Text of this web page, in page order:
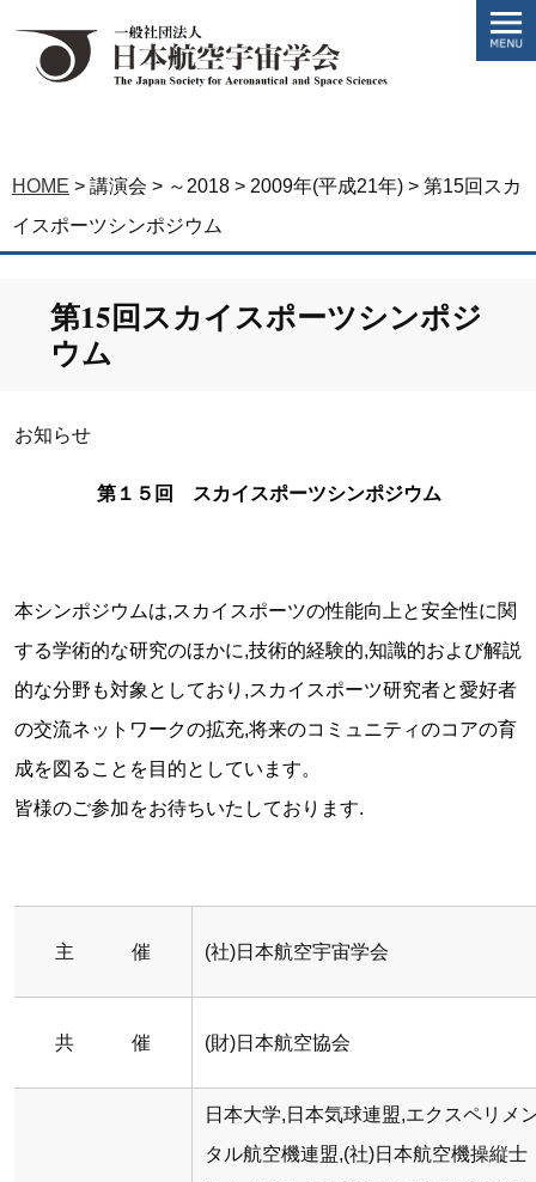
HOME > 講演会 > ～2018 > 2009年(平成21年) > 第15回スカ
イスポーツシンポジウム
第15回スカイスポーツシンポジ
ウム
お知らせ
第１５回 スカイスポーツシンポジウム
本シンポジウムは,スカイスポーツの性能向上と安全性に関
する学術的な研究のほかに,技術的経験的,知識的および解説
的な分野も対象としており,スカイスポーツ研究者と愛好者
の交流ネットワークの拡充,将来のコミュニティのコアの育
成を図ることを目的としています。
皆様のご参加をお待ちいたしております.
主 催 (社)日本航空宇宙学会
共 催 (財)日本航空協会
日本大学,日本気球連盟,エクスペリメ
タル航空機連盟,(社)日本航空機操縦士